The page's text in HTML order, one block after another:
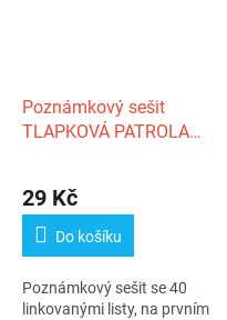
Poznámkový sešit
TLAPKOVÁ PATROLA
29 Kč
Do košíku
Poznámkový sešit se 40
linkovanými listy, na prvním